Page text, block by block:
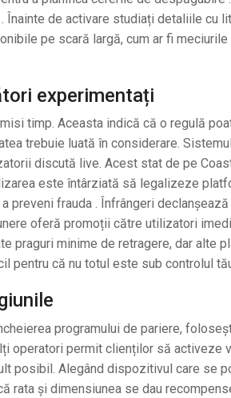
Înainte de activare studiați detaliile cu
pe scară largă, cum ar fi
experimentați
timp. Aceasta indică că o regulă
trebuie luată în considerare.
discută live. Acest stat de pe
este întârziată să legalizeze
preveni frauda . Înfrângeri
oferă promoții către utilizatori
praguri minime de retragere, dar alte
pentru că nu totul este sub controlul
programului de pariere,
operatori permit clienților să activeze
posibil. Alegând dispozitivul care se
rata și dimensiunea se dau